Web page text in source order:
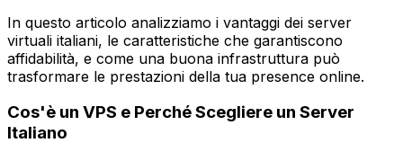
In questo articolo analizziamo i vantaggi dei server
virtuali italiani, le caratteristiche che garantiscono
affidabilità, e come una buona infrastruttura può
trasformare le prestazioni della tua presence online.
Cos'è un VPS e Perché Scegliere un Server
Italiano